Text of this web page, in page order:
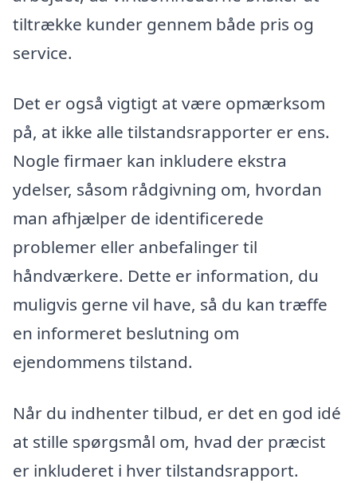
tiltrække kunder gennem både pris og
service.
Det er også vigtigt at være opmærksom
på, at ikke alle tilstandsrapporter er ens.
Nogle firmaer kan inkludere ekstra
ydelser, såsom rådgivning om, hvordan
man afhjælper de identificerede
problemer eller anbefalinger til
håndværkere. Dette er information, du
muligvis gerne vil have, så du kan træffe
en informeret beslutning om
ejendommens tilstand.
Når du indhenter tilbud, er det en god idé
at stille spørgsmål om, hvad der præcist
er inkluderet i hver tilstandsrapport.